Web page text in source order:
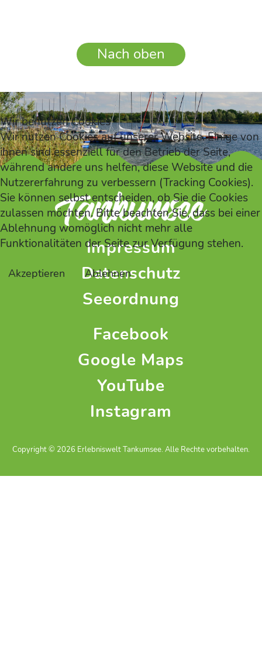
Nach oben
Impressum
Datenschutz
Seeordnung
Facebook
Google Maps
YouTube
Instagram
Copyright © 2026 Erlebniswelt Tankumsee. Alle Rechte vorbehalten.
Wir benutzen Cookies
Wir nutzen Cookies auf unserer Website. Einige von
ihnen sind essenziell für den Betrieb der Seite,
während andere uns helfen, diese Website und die
Nutzererfahrung zu verbessern (Tracking Cookies).
Sie können selbst entscheiden, ob Sie die Cookies
zulassen möchten. Bitte beachten Sie, dass bei einer
Ablehnung womöglich nicht mehr alle
Funktionalitäten der Seite zur Verfügung stehen.
Akzeptieren Ablehnen